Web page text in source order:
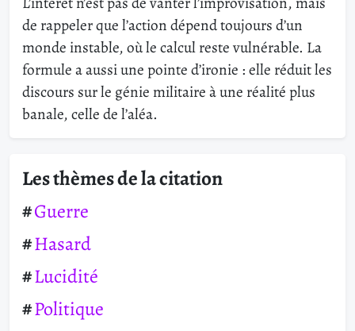
de rappeler que l’action dépend toujours d’un
monde instable, où le calcul reste vulnérable. La
formule a aussi une pointe d’ironie : elle réduit les
discours sur le génie militaire à une réalité plus
banale, celle de l’aléa.
Les thèmes de la citation
Guerre
Hasard
Lucidité
Politique